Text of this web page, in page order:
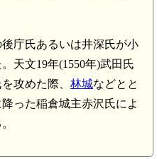
庁氏あるいは井深氏が小
天文19年(1550年)武田氏
攻めた際、 林城などとと
った稲倉城主赤沢氏によ